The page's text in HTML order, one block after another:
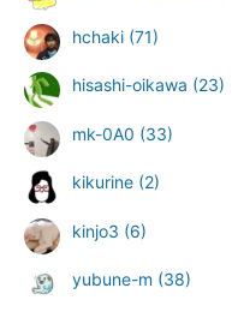
hchaki (71)
hisashi-oikawa (23)
mk-0A0 (33)
kikurine (2)
kinjo3 (6)
yubune-m (38)